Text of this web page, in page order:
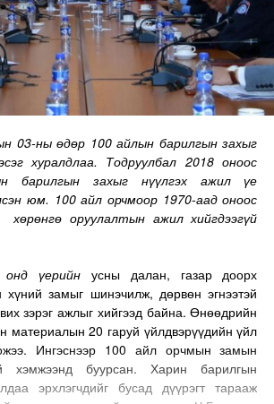
03-ны өдөр 100 айлын барилгын захыг
хуралдлаа. Тодруулбал 2018 оноос
барилгын захыг нүүлгэх ажил үе
юм. 100 айл орчмоор 1970-аад оноос
оруулалтын ажил хийгдээгүй
онд үерийн усны далан, газар доорх
хүний замыг шинэчилж, дөрвөн эгнээтэй
зэрэг ажлыг хийгээд байна. Өнөөдрийн
материалын 20 гаруй үйлдвэрүүдийн үйл
Ингэснээр 100 айл орчмын замын
хэмжээнд буурсан. Харин барилгын
эрхлэгчдийг бусад дүүрэгт тарааж